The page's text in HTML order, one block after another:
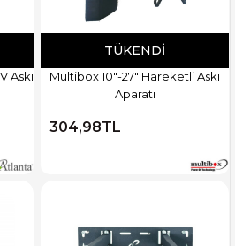
Askı
TÜKENDI
Multibox 10"-27" Hareketli Askı
Aparatı
304,98TL